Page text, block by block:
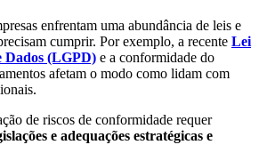
enfrentam uma abundância de leis e
cumprir. Por exemplo, a recente Lei
Dados (LGPD) e a conformidade do
afetam o modo como lidam com
de riscos de conformidade requer
e adequações estratégicas e